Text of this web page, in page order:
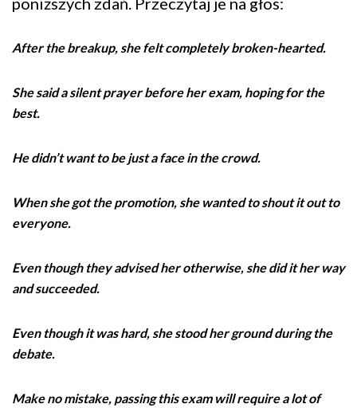
After the breakup, she felt completely broken-hearted.
She said a silent prayer before her exam, hoping for the
best.
He didn’t want to be just a face in the crowd.
When she got the promotion, she wanted to shout it out to
everyone.
Even though they advised her otherwise, she did it her way
and succeeded.
Even though it was hard, she stood her ground during the
debate.
Make no mistake, passing this exam will require a lot of